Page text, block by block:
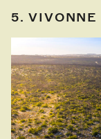
5. VIVONNE